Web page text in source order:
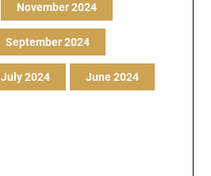
November 2024
September 2024
July 2024 June 2024